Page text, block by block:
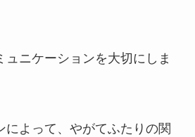
ュニケーションを大切にしま
によって、やがてふたりの関